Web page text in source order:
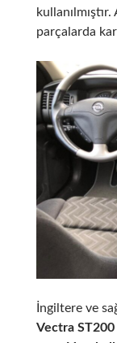
parçalarda
İngiltere ve
Vectra ST200